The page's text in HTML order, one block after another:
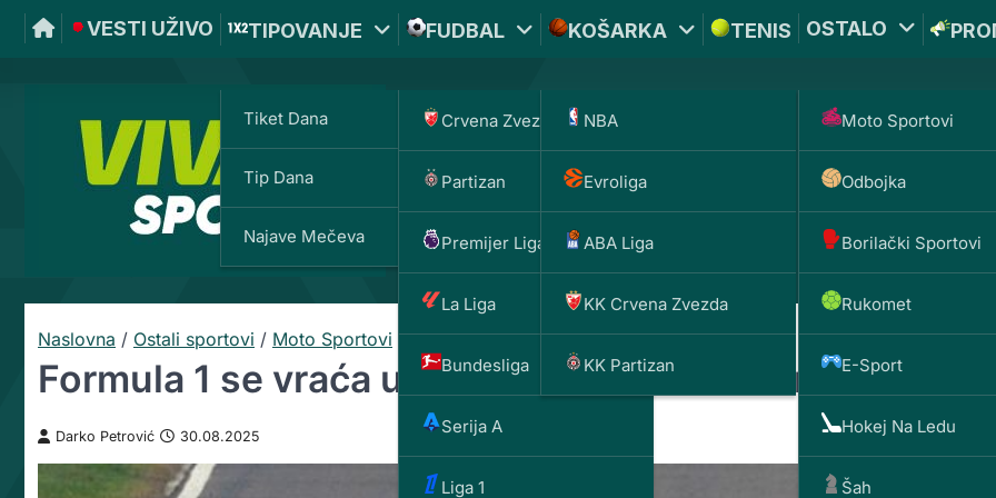
VESTI UŽIVO TIPOVANJE
Tiket Dana
Tip Dana
Najave Mečeva
FUDBAL
Crvena Zvezda
Partizan
Premijer Liga
La Liga
Bundesliga
Serija A
Liga 1
KOŠARKA
NBA
Evroliga
ABA Liga
KK Crvena Zvezda
KK Partizan
TENIS OSTALO
Moto Sportovi
Odbojka
Borilački Sportovi
Rukomet
E-Sport
Hokej Na Ledu
Šah
VIVATBET 200 RSD DOBIJAŠ
1000
*PROMOKOD:
Naslovna / Ostali sportovi / Moto Sportovi /
Formula 1 se vraća u Zandvort – početak druge
Darko Petrović 30.08.2025